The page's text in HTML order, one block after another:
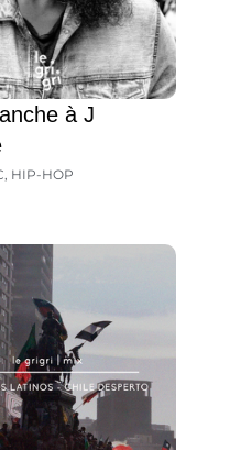
à J
, HIP-HOP